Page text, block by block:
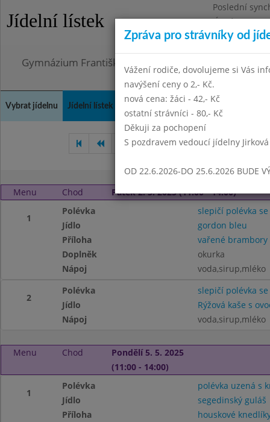
Jídelní lístek
Poslední
Úterý
Omezení
Gymnázium Františka Palackého, Neratovice,
Vybrat jídelnu Jídelní lístek
Březen 2025 Duben 2025
Menu Chod Pátek 2. 5. 2025 (11:00 - 14:00)
1
Polévka
slepičí polévka
Jídlo
gordon bleu
Příloha
vařené brambory
Doplněk
okurka
Nápoj
voda,sirup,mléko
2
Polévka
slepičí polévka
Jídlo
Rýžová kaše s
Nápoj
voda,sirup,mléko
Menu Chod
Pondělí 5. 5. 2025
(11:00 - 14:00)
1
Polévka
polévka uzená s
Jídlo
segedinský guláš
Příloha
houskové
Zpráva pro strávníky od
Vážení rodiče, dovolujeme si Vás
navýšení ceny o 2,- Kč.
nová cena: žáci - 42,- Kč
ostatní strávníci - 80,- Kč
Děkuji za pochopení
S pozdravem vedoucí jídelny Jirková
OD 22.6.2026-DO 25.6.2026 BUDE